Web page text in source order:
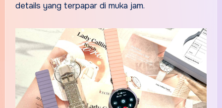
details yang terpapar di muka jam.